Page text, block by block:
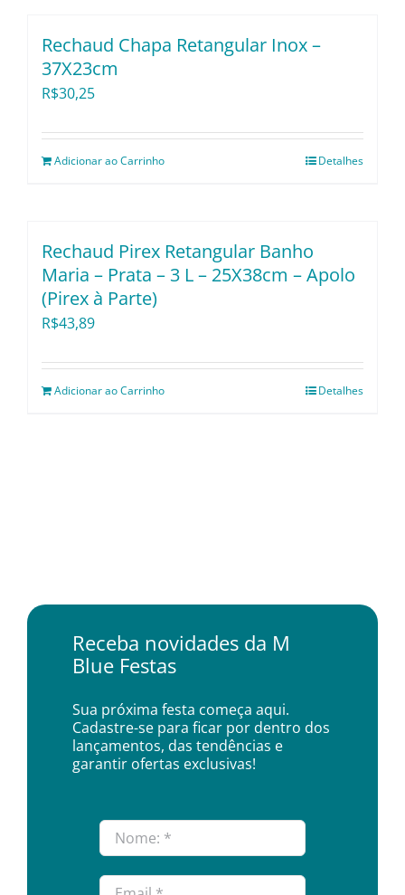
Rechaud Chapa Retangular Inox –
37X23cm
R$30,25
Adicionar ao Carrinho Detalhes
Rechaud Pirex Retangular Banho
Maria – Prata – 3 L – 25X38cm – Apolo
(Pirex à Parte)
R$43,89
Adicionar ao Carrinho Detalhes
Receba novidades da M
Blue Festas
Sua próxima festa começa aqui.
Cadastre-se para ficar por dentro dos
lançamentos, das tendências e
garantir ofertas exclusivas!